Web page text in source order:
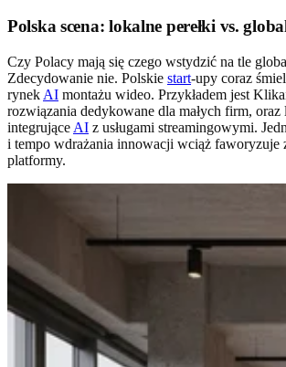
Polska scena: lokalne perełki vs.
Czy Polacy mają się czego wstydzić na tle
Zdecydowanie nie. Polskie start-upy coraz
rynek AI montażu wideo. Przykładem jest
rozwiązania dedykowane dla małych firm,
integrujące AI z usługami streamingowymi.
i tempo wdrażania innowacji wciąż faworyzuje
platformy.